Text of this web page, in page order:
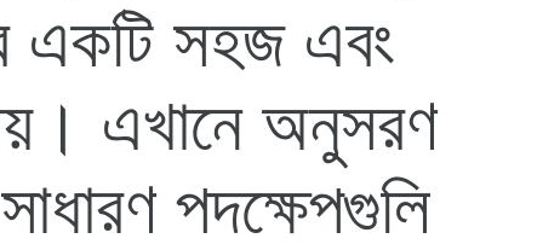
একটি সহজ এবং
এখানে অনুসরণ
পদক্ষেপগুলি